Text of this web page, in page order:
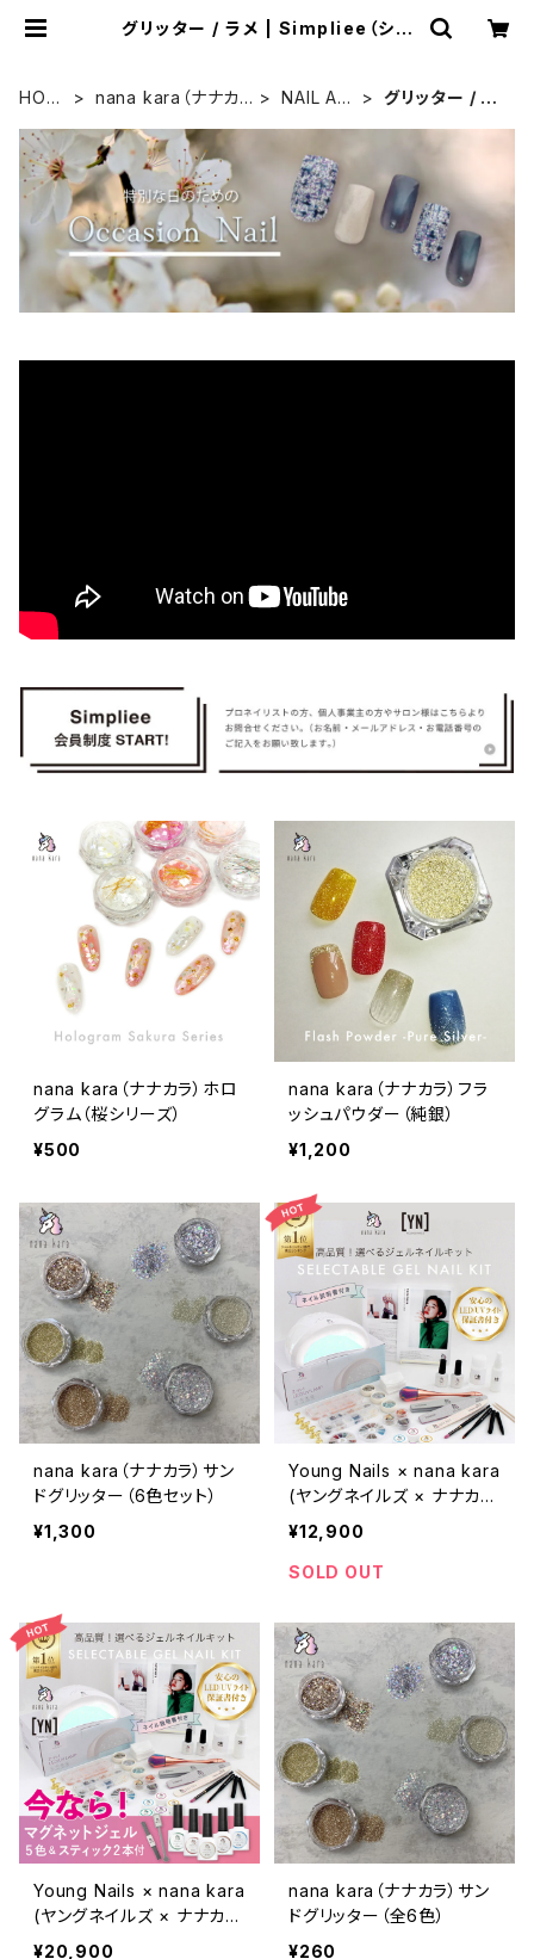
グリッター / ラメ | Simpliee（シン
HOM
nana kara（ナナカ
NAIL AR
グリッター / ラ
nana kara（ナナカラ）ホロ
グラム（桜シリーズ）
¥500
nana kara（ナナカラ）フラ
ッシュパウダー（純銀）
¥1,200
nana kara（ナナカラ）サン
ドグリッター（6色セット）
¥1,300
Young Nails × nana kara
(ヤングネイルズ × ナナカ
ラ) 選べるジェルネイルキッ
¥12,900
SOLD OUT
Young Nails × nana kara
(ヤングネイルズ × ナナカ
ラ) 選べるジェルネイルキッ
¥20,900
nana kara（ナナカラ）サン
ドグリッター（全6色）
¥260